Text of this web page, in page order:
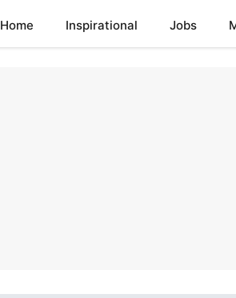
Home Inspirational Jobs